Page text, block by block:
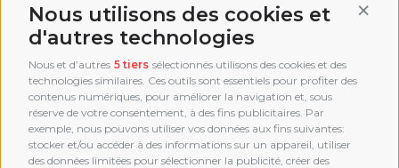
Nous utilisons des cookies et
d'autres technologies
Nous et d’autres 5 tiers sélectionnés utilisons des cookies et des
technologies similaires. Ces outils sont essentiels pour profiter des
contenus numériques, pour améliorer la navigation et, sous
réserve de votre consentement, à des fins publicitaires. Par
exemple, nous pouvons utiliser vos données aux fins suivantes:
stocker et/ou accéder à des informations sur un appareil, utiliser
des données limitées pour sélectionner la publicité, créer des
AWARD